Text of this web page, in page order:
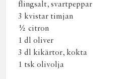
flingsalt, svartpeppar
3 kvistar timjan
½ citron
1 dl oliver
3 dl kikärtor, kokta
1 tsk olivolja